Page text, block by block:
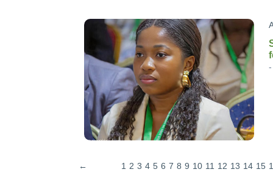
←
1 2 3 4 5 6 7 8 9 10 11 12 13 14 15